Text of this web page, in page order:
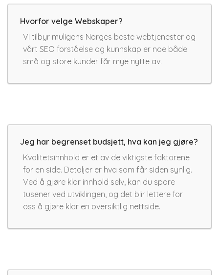
Hvorfor velge Webskaper?
Vi tilbyr muligens Norges beste webtjenester og
vårt SEO forståelse og kunnskap er noe både
små og store kunder får mye nytte av.
Jeg har begrenset budsjett, hva kan jeg gjøre?
Kvalitetsinnhold er et av de viktigste faktorene
for en side. Detaljer er hva som får siden synlig.
Ved å gjøre klar innhold selv, kan du spare
tusener ved utviklingen, og det blir lettere for
oss å gjøre klar en oversiktlig nettside.